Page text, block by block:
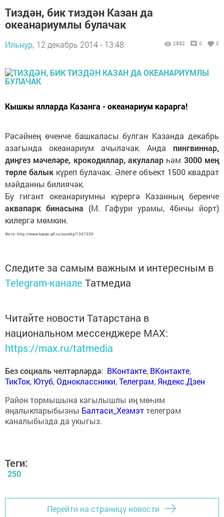
Тиздән, бик тиздән Казан да
океанариумлы булачак
Ильнур, 12 декабрь 2014 - 13:48 2882 0 0
Кышкы ялларда Казанга - океанариум карарга!
Рәсәйнең өченче башкаласы булган Казанда декабрь
азагында океанариум ачылачак. Анда пингвиннар,
диңгез мәчеләре, крокодиллар, акулалар һәм 3000 мең
төрле балык күреп булачак. Әлеге объект 1500 квадрат
мәйданны билиячәк.
Бу гигант океанариумны күрергә Казанның беренче
аквапарк бинасына (М. Гафури урамы, 46нчы йорт)
килергә мөмкин.
Фото: http://www.kazan.aif.ru/society/1347339
Следите за самым важным и интересным в
Telegram-канале Татмедиа
Читайте новости Татарстана в
национальном мессенджере MАХ:
https://max.ru/tatmedia
Без социаль челтәрләрдә: ВКонтакте, ВКонтакте,
ТикТок, Ютуб,Одноклассники,Телеграм, Яндекс.Дзен
Район тормышына кагылышлы иң мөһим
яңалыкларыбызны Балтаси_Хезмэттелеграм
каналыбызда да укыгыз.
Теги:
250
Перейти на страницу новости